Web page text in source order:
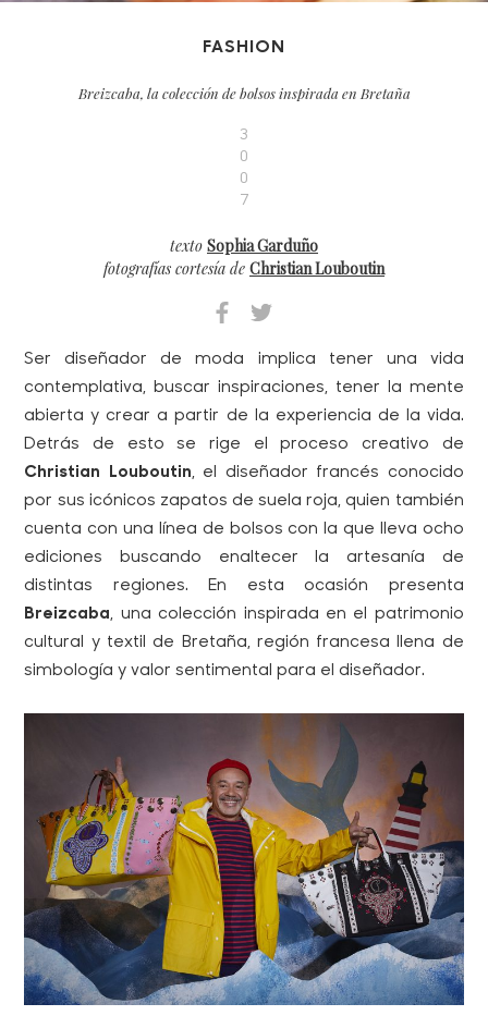
FASHION
Breizcaba, la colección de bolsos inspirada en Bretaña
3
0
0
7
texto Sophia Garduño
fotografías cortesía de Christian Louboutin
Ser diseñador de moda implica tener una vida
contemplativa, buscar inspiraciones, tener la mente
abierta y crear a partir de la experiencia de la vida.
Detrás de esto se rige el proceso creativo de
Christian Louboutin, el diseñador francés conocido
por sus icónicos zapatos de suela roja, quien también
cuenta con una línea de bolsos con la que lleva ocho
ediciones buscando enaltecer la artesanía de
distintas regiones. En esta ocasión presenta
Breizcaba, una colección inspirada en el patrimonio
cultural y textil de Bretaña, región francesa llena de
simbología y valor sentimental para el diseñador.